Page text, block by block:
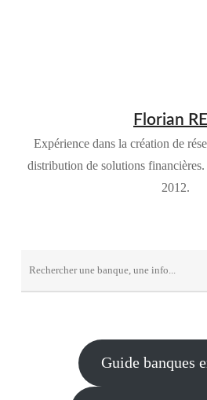
Florian
Expérience dans la création de
distribution de solutions
2012.
Guide banques